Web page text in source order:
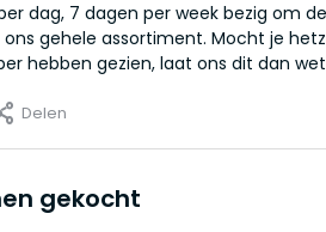
dag, 7 dagen per week bezig om
gehele assortiment. Mocht je
hebben gezien, laat ons dit dan
Delen
gekocht